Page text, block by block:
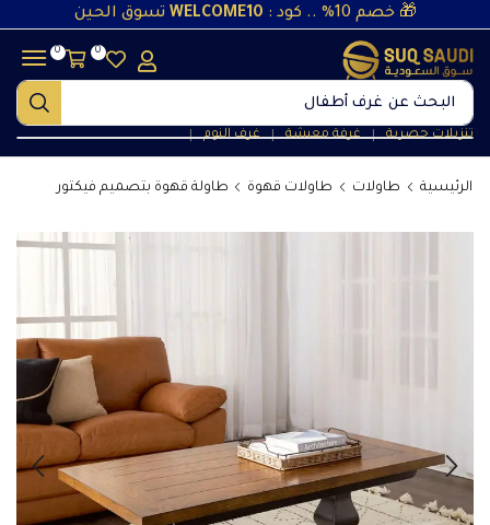
🎁 خصم 10% .. كود : WELCOME10 تسوق الحين
البحث عن غرف أطفال
تنزيلات حصرية ❘ غرفة معيشة ❘ غرف النوم ❘
0
0
الرئيسية طاولات طاولات قهوة طاولة قهوة بتصميم فيكتور